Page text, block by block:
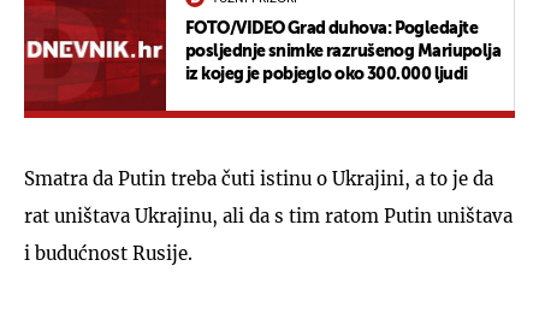
FOTO/VIDEO Grad duhova: Pogledajte
posljednje snimke razrušenog Mariupolja
iz kojeg je pobjeglo oko 300.000 ljudi
Smatra da Putin treba čuti istinu o Ukrajini, a to je da
rat uništava Ukrajinu, ali da s tim ratom Putin uništava
i budućnost Rusije.